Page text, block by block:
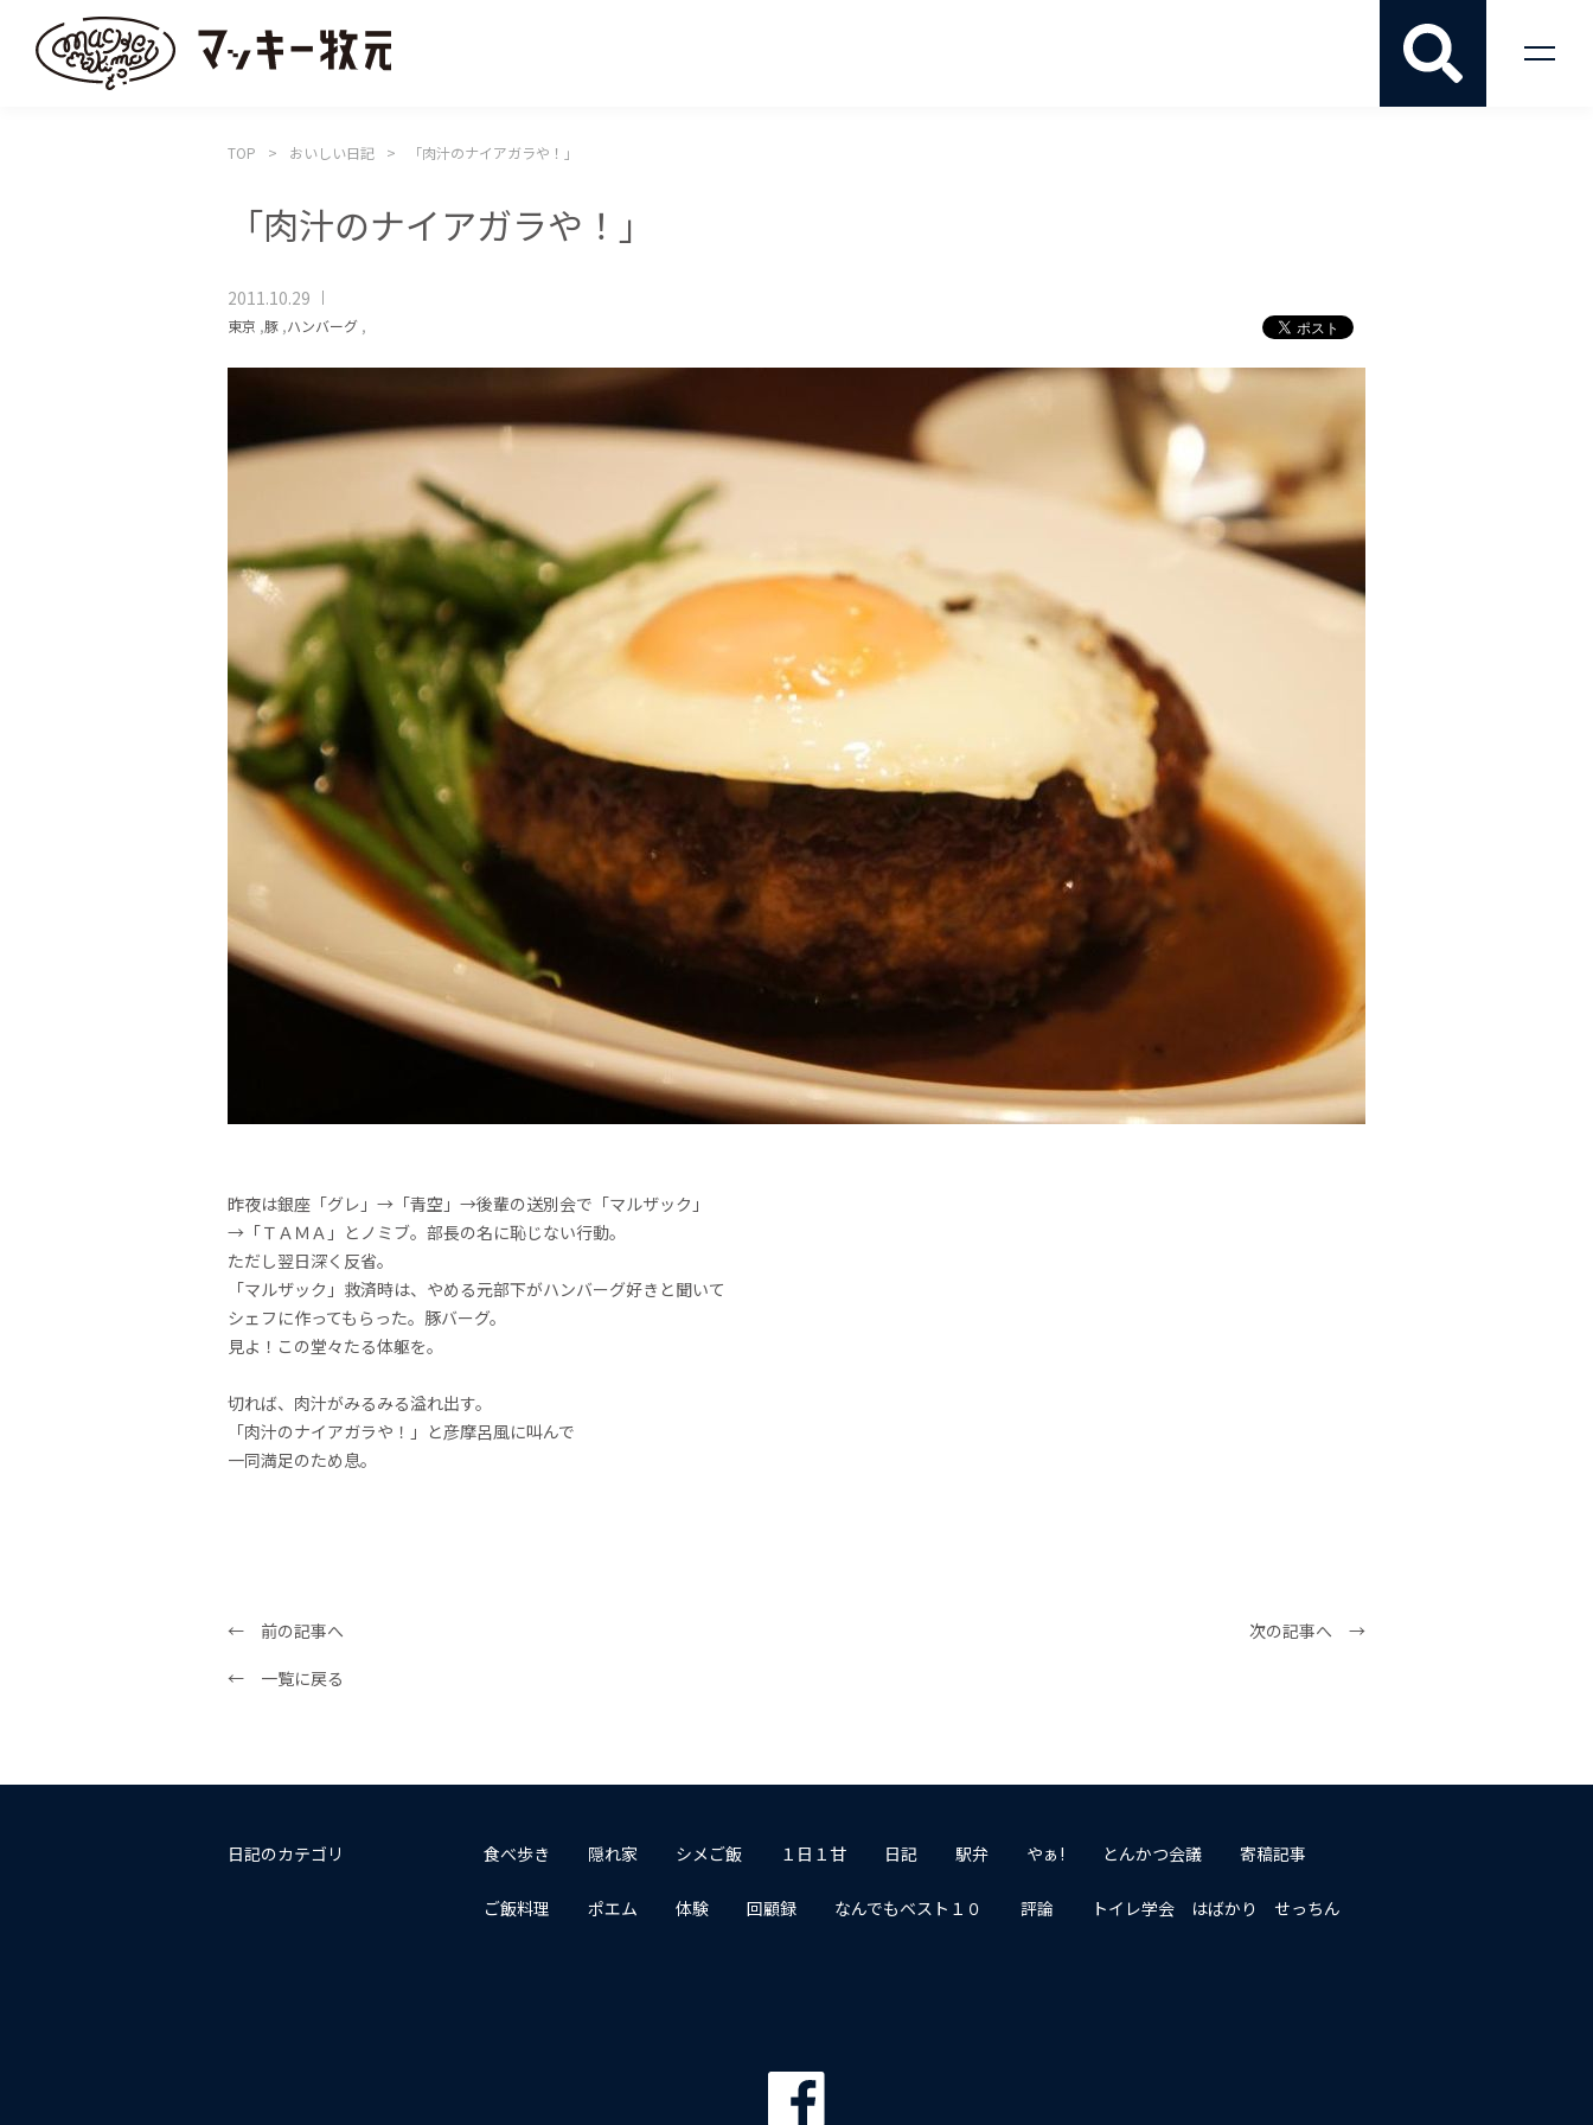
TOP おいしい日記 「肉汁のナイアガラや！」
「肉汁のナイアガラや！」
2011.10.29
東京 ,豚 ,ハンバーグ ,
昨夜は銀座「グレ」→「青空」→後輩の送別会で「マルザック」
→「ＴＡＭＡ」とノミブ。部長の名に恥じない行動。
ただし翌日深く反省。
「マルザック」救済時は、やめる元部下がハンバーグ好きと聞いて
シェフに作ってもらった。豚バーグ。
見よ！この堂々たる体躯を。
切れば、肉汁がみるみる溢れ出す。
「肉汁のナイアガラや！」と彦摩呂風に叫んで
一同満足のため息。
← 前の記事へ
次の記事へ →
← 一覧に戻る
日記のカテゴリ 食べ歩き 隠れ家 シメご飯 １日１甘 日記 駅弁 やぁ! とんかつ会議 寄稿記事
ご飯料理 ポエム 体験 回顧録 なんでもベスト１０ 評論 トイレ学会 はばかり せっちん